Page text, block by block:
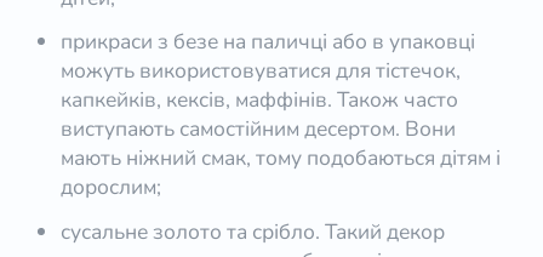
прикраси з безе на паличці або в упаковці
можуть використовуватися для тістечок,
капкейків, кексів, маффінів. Також часто
виступають самостійним десертом. Вони
мають ніжний смак, тому подобаються дітям і
дорослим;
сусальне золото та срібло. Такий декор